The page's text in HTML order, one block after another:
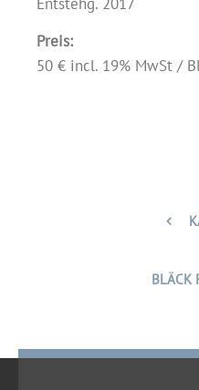
Preis:
50 € incl. 19% MwSt /
BLÄCK